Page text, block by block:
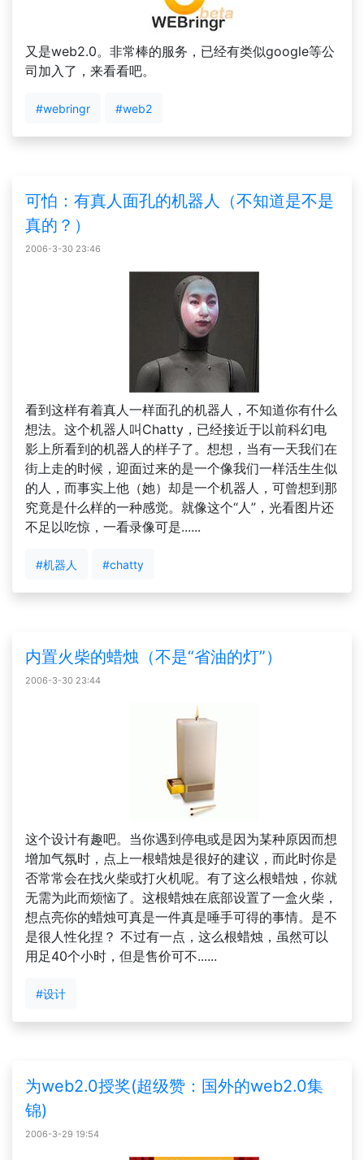
又是web2.0。非常棒的服务，已经有类似google等公
司加入了，来看看吧。
#webringr #web2
可怕：有真人面孔的机器人（不知道是不是
真的？）
2006-3-30 23:46
看到这样有着真人一样面孔的机器人，不知道你有什么
想法。这个机器人叫Chatty，已经接近于以前科幻电
影上所看到的机器人的样子了。想想，当有一天我们在
街上走的时候，迎面过来的是一个像我们一样活生生似
的人，而事实上他（她）却是一个机器人，可曾想到那
究竟是什么样的一种感觉。就像这个“人”，光看图片还
不足以吃惊，一看录像可是......
#机器人 #chatty
内置火柴的蜡烛（不是“省油的灯”）
2006-3-30 23:44
这个设计有趣吧。当你遇到停电或是因为某种原因而想
增加气氛时，点上一根蜡烛是很好的建议，而此时你是
否常常会在找火柴或打火机呢。有了这么根蜡烛，你就
无需为此而烦恼了。这根蜡烛在底部设置了一盒火柴，
想点亮你的蜡烛可真是一件真是唾手可得的事情。是不
是很人性化捏？ 不过有一点，这么根蜡烛，虽然可以
用足40个小时，但是售价可不......
#设计
为web2.0授奖(超级赞：国外的web2.0集
锦)
2006-3-29 19:54